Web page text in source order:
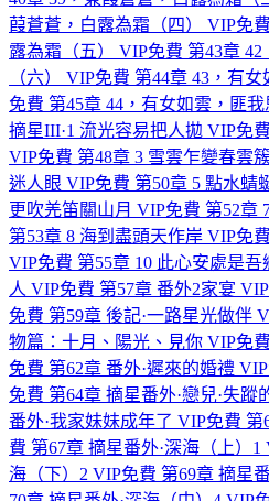
葭蒼蒼，白露為霜（四）
VIP免費
露為霜（五）
VIP免費 第43章
（六）
VIP免費 第44章 43，有女
免費 第45章 44，有女如雲，匪我
摘星III·1 流光容易把人拋 VIP免費
VIP免費 第48章 3 雪雲乍變春雲
迷人眼 VIP免費 第50章 5 點水蜻
更吹羌笛關山月 VIP免費 第52章
第53章 8 海到盡頭天作岸 VIP免費
VIP免費 第55章 10 此心安處是吾
人 VIP免費 第57章 番外2家宴
免費 第59章 後記·一路星光做伴
物篇：十月、陽光、見你 VIP免費
免費 第62章 番外·遲來的婚禮
免費 第64章 摘星番外·戀兒·失蹤
番外·我家妹妹成年了 VIP免費 第
費 第67章 摘星番外·深海（上）1
海（下）2 VIP免費 第69章 摘星